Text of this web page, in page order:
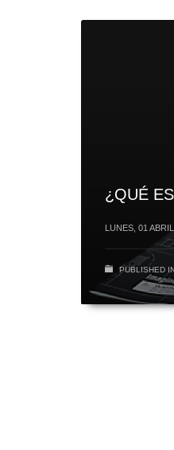
¿QUÉ
LUNES, 01
PUBLISHED